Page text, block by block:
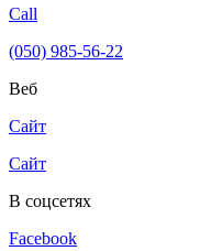
Call
(050) 985-56-22
Веб
Сайт
Сайт
В соцсетях
Facebook